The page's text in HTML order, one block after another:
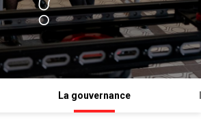
La gouvernance